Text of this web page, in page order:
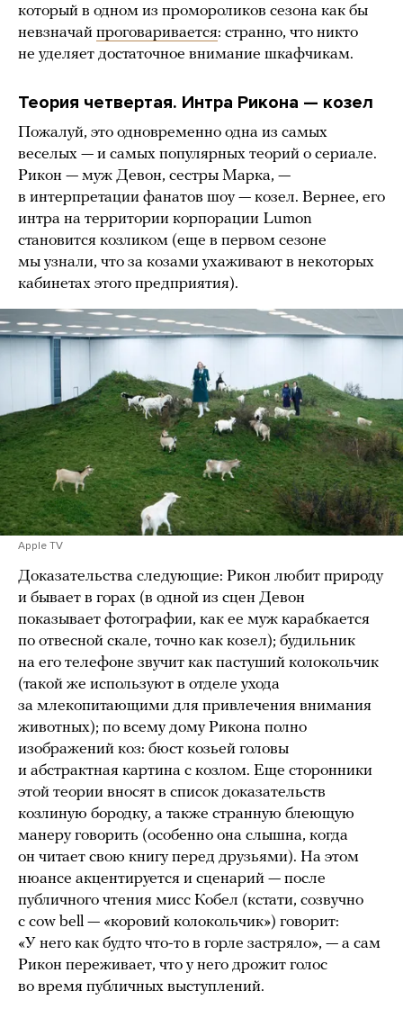
который в одном из промороликов сезона как бы
невзначай проговаривается: странно, что никто
не уделяет достаточное внимание шкафчикам.
Теория четвертая. Интра Рикона — козел
Пожалуй, это одновременно одна из самых
веселых — и самых популярных теорий о сериале.
Рикон — муж Девон, сестры Марка, —
в интерпретации фанатов шоу — козел. Вернее, его
интра на территории корпорации Lumon
становится козликом (еще в первом сезоне
мы узнали, что за козами ухаживают в некоторых
кабинетах этого предприятия).
Apple TV
Доказательства следующие: Рикон любит природу
и бывает в горах (в одной из сцен Девон
показывает фотографии, как ее муж карабкается
по отвесной скале, точно как козел); будильник
на его телефоне звучит как пастуший колокольчик
(такой же используют в отделе ухода
за млекопитающими для привлечения внимания
животных); по всему дому Рикона полно
изображений коз: бюст козьей головы
и абстрактная картина с козлом. Еще сторонники
этой теории вносят в список доказательств
козлиную бородку, а также странную блеющую
манеру говорить (особенно она слышна, когда
он читает свою книгу перед друзьями). На этом
нюансе акцентируется и сценарий — после
публичного чтения мисс Кобел (кстати, созвучно
с cow bell — «коровий колокольчик») говорит:
«У него как будто что-то в горле застряло», — а сам
Рикон переживает, что у него дрожит голос
во время публичных выступлений.